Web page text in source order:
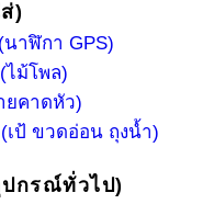
)
นาฬิกา GPS)
ไม้โพล)
ยคาดหัว)
(เป้ ขวดอ่อน ถุงน้ำ)
ปกรณ์ทั่วไป)